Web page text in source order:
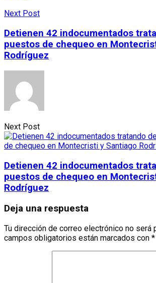
Next Post
Detienen 42 indocumentados
puestos de chequeo en
Rodríguez
Next Post
Detienen 42 indocumentados
puestos de chequeo en
Rodríguez
Deja una respuesta
Tu dirección de correo electrónico no será
campos obligatorios están marcados con *